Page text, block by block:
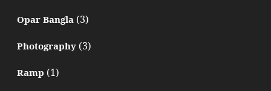
Opar Bangla(3)
Photography(3)
Ramp (1)